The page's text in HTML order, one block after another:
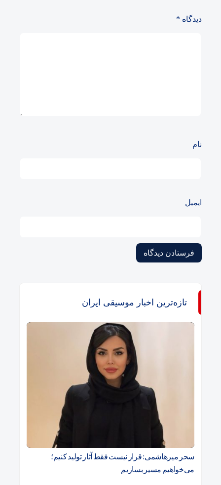
دیدگاه *
نام
ایمیل
تازه‌ترین اخبار موسیقی ایران
سحر میرهاشمی: قرار نیست فقط آثار تولید کنیم؛
می‌خواهیم مسیر بسازیم